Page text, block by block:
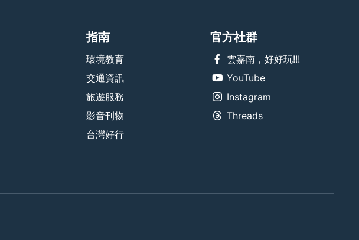
指南
環境教育
交通資訊
旅遊服務
影音刊物
台灣好行
官方社群
雲嘉南，好好玩!!!
YouTube
Instagram
Threads